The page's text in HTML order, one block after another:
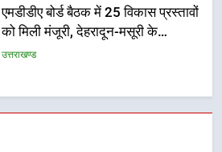
एमडीडीए बोर्ड बैठक में 25 विकास प्रस्तावों
को मिली मंजूरी, देहरादून-मसूरी के
नियोजित विकास को मिलेगी रफ्तार
उत्तराखण्ड
मुख्यमंत्री पुष्कर सिंह धामी के दिशा-निर्देशों